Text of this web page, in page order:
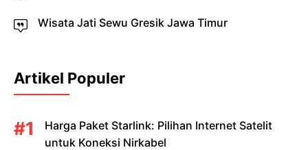
Wisata Jati Sewu Gresik Jawa Timur
Artikel Populer
Harga Paket Starlink: Pilihan Internet Satelit
untuk Koneksi Nirkabel